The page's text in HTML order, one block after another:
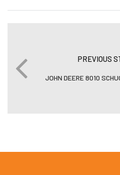
PREVIOUS
JOHN DEERE 8010